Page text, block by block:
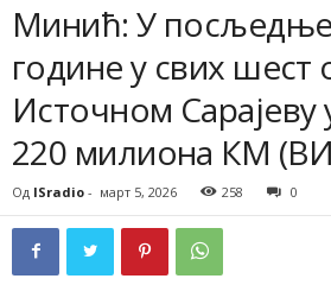
Минић: У
године у свих шест
Источном
220 милиона КМ
Од ISradio - март 5, 2026 258 0